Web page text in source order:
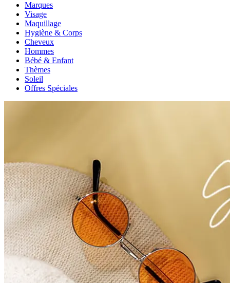
Marques
Visage
Maquillage
Hygiène & Corps
Cheveux
Hommes
Bébé & Enfant
Thèmes
Soleil
Offres Spéciales